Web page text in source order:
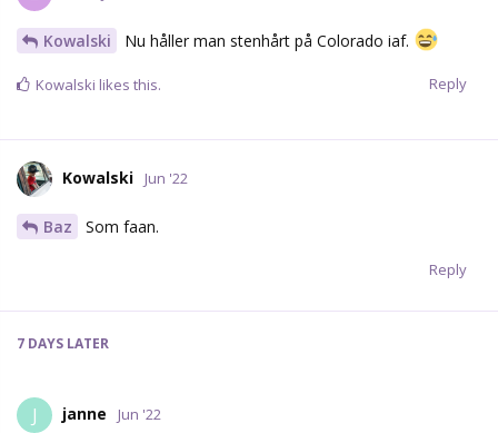
Kowalski Nu håller man stenhårt på Colorado iaf.
Reply
Kowalski likes this.
Kowalski Jun '22
Baz Som faan.
Reply
7 DAYS LATER
J janne Jun '22